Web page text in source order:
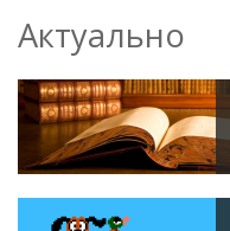
Актуально